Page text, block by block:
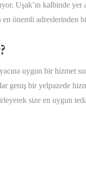
Uşak’ın kalbinde yer
en önemli adreslerinden
uygun bir hizmet
geniş bir yelpazede
size en uygun